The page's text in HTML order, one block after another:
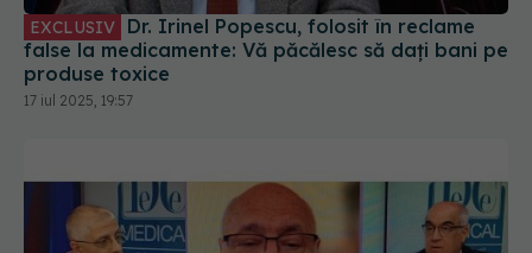
EXCLUSIV
false la medicamente: Vă păcălesc să dați bani pe
produse toxice
17 iul 2025, 19:57